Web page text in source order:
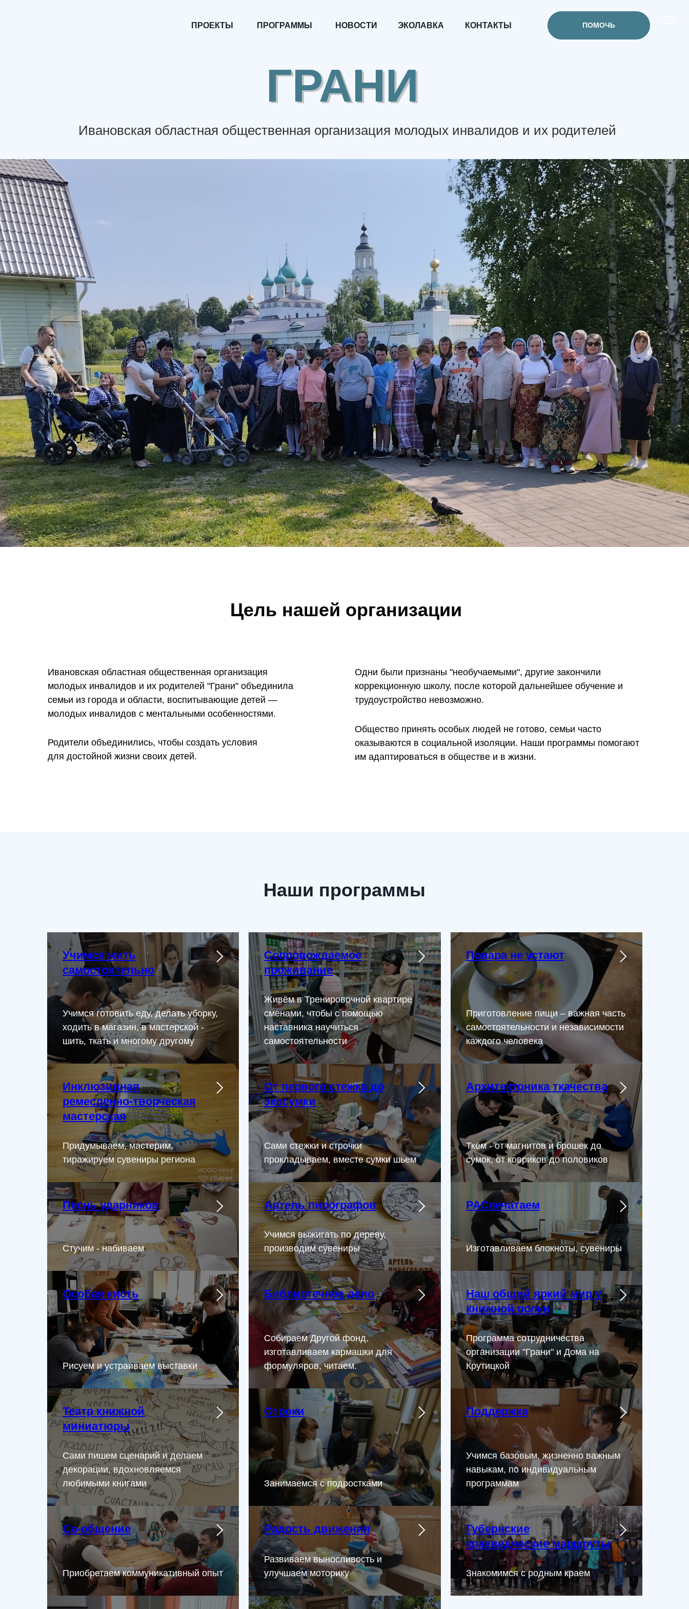
ГРАНИ
Ивановская областная общественная организация молодых инвалидов и их родителей
ПРОГРАММЫ НОВОСТИ КОНТАКТЫ
ГРАНИ
ПРОЕКТЫ ПОМОЧЬ
ЭКОЛАВКА
Цель нашей организации
Родители объединились, чтобы создать условия
для достойной жизни своих детей.
Ивановская областная общественная организация
молодых инвалидов и их родителей "Грани" объединила
семьи из города и области, воспитывающие детей —
молодых инвалидов с ментальными особенностями.
Одни были признаны "необучаемыми", другие закончили
коррекционную школу, после которой дальнейшее обучение и
трудоустройство невозможно.
Общество принять особых людей не готово, семьи часто
оказываются в социальной изоляции. Наши программы помогают
им адаптироваться в обществе и в жизни.
Наши программы
Учимся жить
самостоятельно
Учимся готовить еду, делать уборку,
ходить в магазин, в мастерской -
шить, ткать и многому другому
Сопровождаемое
проживание
Живём в Тренировочной квартире
сменами, чтобы с помощью
наставника научиться
самостоятельности
Повара не устают
Приготовление пищи – важная часть
самостоятельности и независимости
каждого человека
Инклюзивная
ремесленно-творческая
мастерская
Придумываем, мастерим,
тиражируем сувениры региона
От первого стежка до
экосумки
Сами стежки и строчки
прокладываем, вместе сумки шьем
Архитектоника ткачества
Ткём - от магнитов и брошек до
сумок, от ковриков до половиков
Песнь ударников
Стучим - набиваем
Артель пирографов
Учимся выжигать по дереву,
производим сувениры
РАСпечатаем
Изготавливаем блокноты, сувениры
Особая кисть
Рисуем и устраиваем выставки
Библиотечное дело
Собираем Другой фонд,
изготавливаем кармашки для
формуляров, читаем.
Наш общий яркий мир у
книжной полки
Программа сотрудничества
организации "Грани" и Дома на
Крутицкой
Театр книжной
миниатюры
Сами пишем сценарий и делаем
декорации, вдохновляемся
любимыми книгами
Отроки
Занимаемся с подростками
Поддержка
Учимся базовым, жизненно важным
навыкам, по индивидуальным
программам
Со-общение
Приобретаем коммуникативный опыт
Радость движения
Развиваем выносливость и
улучшаем моторику
Губернские
краеведческие маршруты
Знакомимся с родным краем